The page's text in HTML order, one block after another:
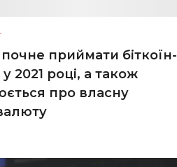
приймати біткоїн-
2021 році, а також
про власну